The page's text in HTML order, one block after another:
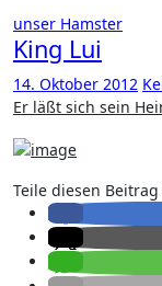
unser Hamster
King Lui
14. Oktober 2012
Er läßt sich sein
Teile diesen